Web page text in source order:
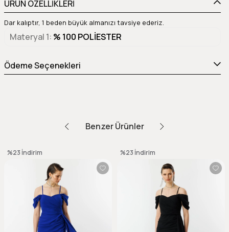
ÜRÜN ÖZELLİKLERİ
Dar kalıptır, 1 beden büyük almanızı tavsiye ederiz.
Materyal 1 % 100 POLİESTER
Ödeme Seçenekleri
Benzer Ürünler
%23 İndirim %23 İndirim